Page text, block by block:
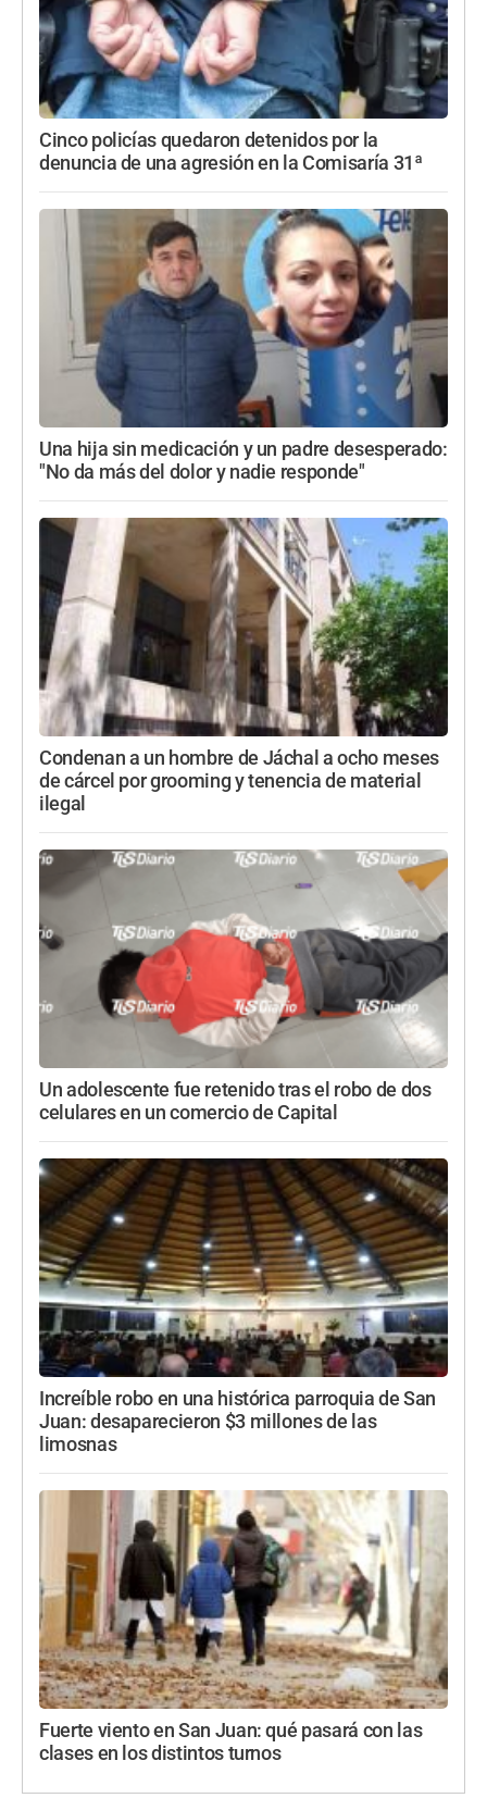
Cinco policías quedaron detenidos por la
denuncia de una agresión en la Comisaría 31ª
Una hija sin medicación y un padre desesperado:
"No da más del dolor y nadie responde"
Condenan a un hombre de Jáchal a ocho meses
de cárcel por grooming y tenencia de material
ilegal
Un adolescente fue retenido tras el robo de dos
celulares en un comercio de Capital
Increíble robo en una histórica parroquia de San
Juan: desaparecieron $3 millones de las
limosnas
Fuerte viento en San Juan: qué pasará con las
clases en los distintos turnos